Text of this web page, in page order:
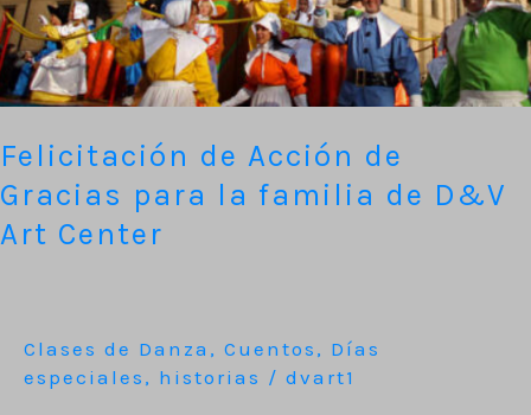
Felicitación de Acción de
Gracias para la familia de D&V
Art Center
Clases de Danza , Cuentos , Días
especiales , historias / dvart1